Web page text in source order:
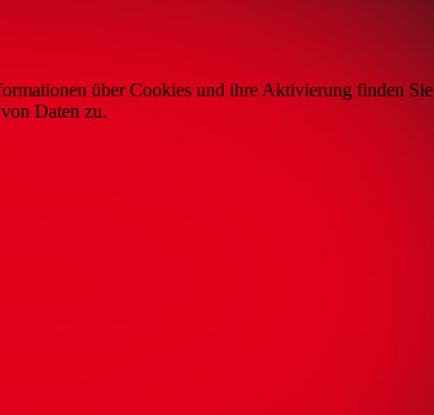
über Cookies und ihre Aktivierung finden
Daten zu.